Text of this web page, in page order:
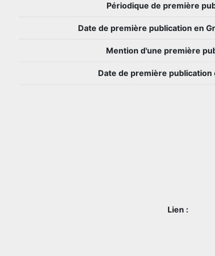
Périodique de première
Date de première publication en
Mention d'une première
Date de première publication
Lien :